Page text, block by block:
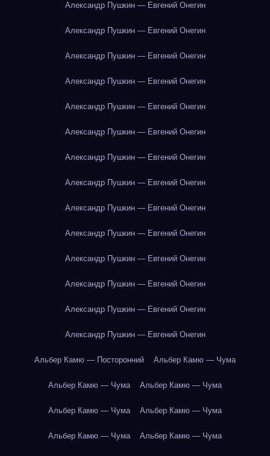
Александр Пушкин — Евгений Онегин
Александр Пушкин — Евгений Онегин
Александр Пушкин — Евгений Онегин
Александр Пушкин — Евгений Онегин
Александр Пушкин — Евгений Онегин
Александр Пушкин — Евгений Онегин
Александр Пушкин — Евгений Онегин
Александр Пушкин — Евгений Онегин
Александр Пушкин — Евгений Онегин
Александр Пушкин — Евгений Онегин
Александр Пушкин — Евгений Онегин
Александр Пушкин — Евгений Онегин
Александр Пушкин — Евгений Онегин
Александр Пушкин — Евгений Онегин
Альбер Камю — Посторонний Альбер Камю — Чума
Альбер Камю — Чума Альбер Камю — Чума
Альбер Камю — Чума Альбер Камю — Чума
Альбер Камю — Чума Альбер Камю — Чума